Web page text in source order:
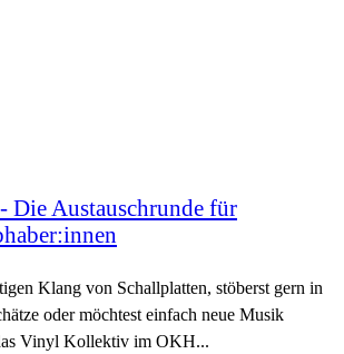
Austauschrunde für
Klang von Schallplatten, stöberst gern in
oder möchtest einfach neue Musik
Vinyl Kollektiv im OKH...